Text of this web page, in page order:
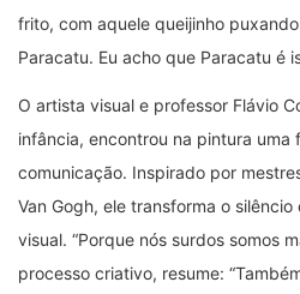
frito, com aquele queijinho
Paracatu. Eu acho que Paracatu é
O artista visual e professor Flávio
infância, encontrou na pintura uma
comunicação. Inspirado por
Van Gogh, ele transforma o silêncio
visual. “Porque nós surdos somos
processo criativo, resume: “